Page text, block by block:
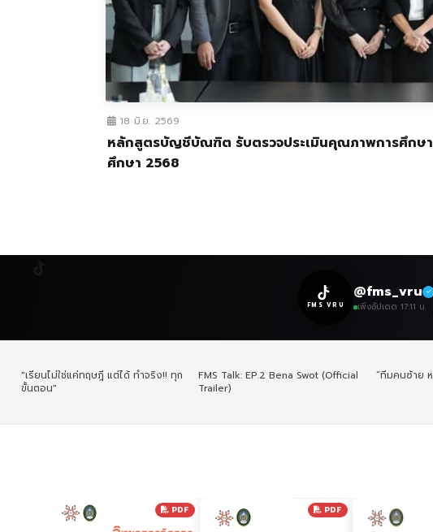
18 มิ.ย. 2569
หลักสูตรบัญชีบัณฑิต รับตรวจประเมินคุณภาพการศึกษา
ศึกษา 2568
FMS VRU
@fms_vru
เพิ่งอัปเดต 17:11 น.
"เรียนไม่ใช่แค่ทฤษฎี แต่ได้ ทำจริง!! ทุก
ขั้นตอน"
FMS Talk: EP.2 Bena Swot (Official
Trailer)
“ทีมคนซ้าย
PDF PDF